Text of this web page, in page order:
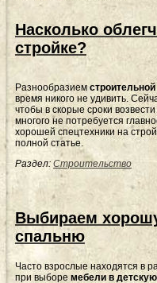
Насколько
стройке?
Разнообразием строительной
время никого не удивить.
чтобы в скорые сроки
многого не потребуется
хорошей спецтехники на
полной статье.
Раздел: Строительство
Выбираем
спальню
Часто взрослые находятся в
при выборе мебели в